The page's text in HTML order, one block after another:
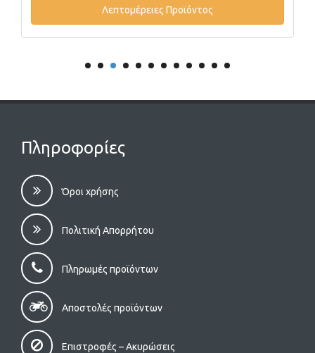
Λεπτομέρειες Προϊόντος
Πληροφορίες
Όροι χρήσης
Πολιτική Απορρήτου
Πληρωμές προϊόντων
Αποστολές προϊόντων
Επιστροφές – Aκυρώσεις